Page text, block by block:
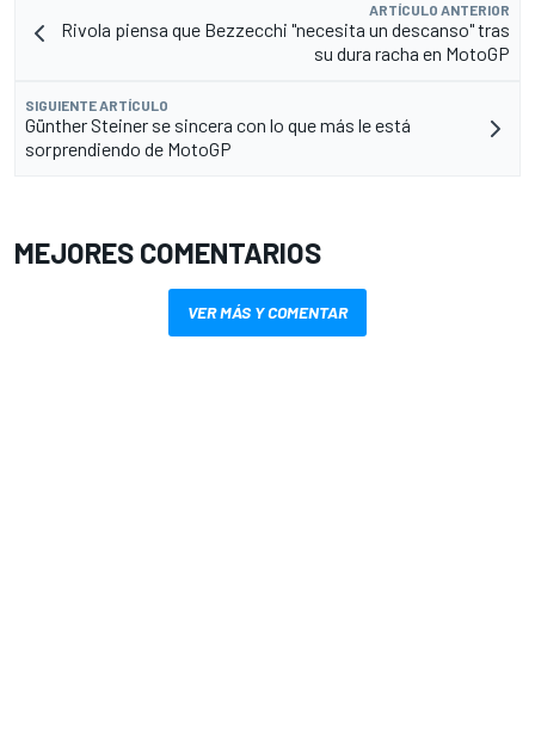
ARTÍCULO ANTERIOR
Rivola piensa que Bezzecchi "necesita un descanso" tras
su dura racha en MotoGP
SIGUIENTE ARTÍCULO
Günther Steiner se sincera con lo que más le está
sorprendiendo de MotoGP
MEJORES COMENTARIOS
VER MÁS Y COMENTAR